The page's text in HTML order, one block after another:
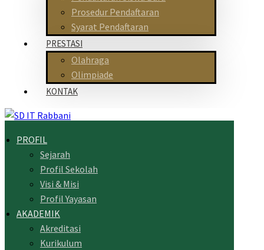
Prosedur Pendaftaran
Syarat Pendaftaran
PRESTASI
Olahraga
Olimpiade
KONTAK
PROFIL
Sejarah
Profil Sekolah
Visi & Misi
Profil Yayasan
AKADEMIK
Akreditasi
Kurikulum